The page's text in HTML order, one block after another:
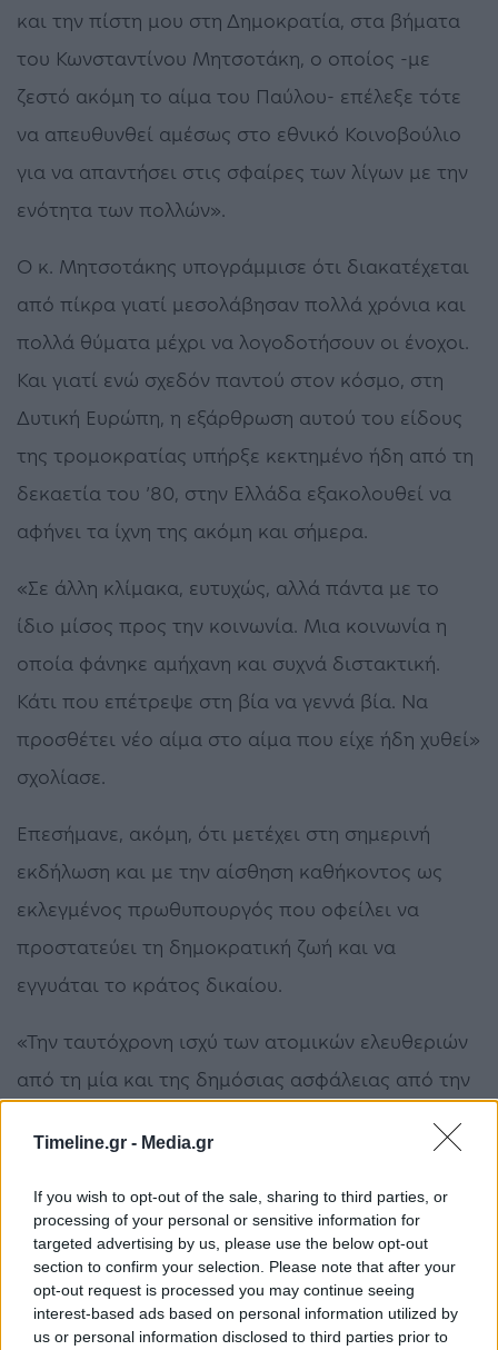
Timeline.gr - Media.gr
If you wish to opt-out of the sale, sharing to third parties, or
processing of your personal or sensitive information for
targeted advertising by us, please use the below opt-out
section to confirm your selection. Please note that after your
opt-out request is processed you may continue seeing
interest-based ads based on personal information utilized by
us or personal information disclosed to third parties prior to
και την πίστη μου στη Δημοκρατία, στα βήματα
του Κωνσταντίνου Μητσοτάκη, ο οποίος -με
ζεστό ακόμη το αίμα του Παύλου- επέλεξε τότε
να απευθυνθεί αμέσως στο εθνικό Κοινοβούλιο
για να απαντήσει στις σφαίρες των λίγων με την
ενότητα των πολλών».
Ο κ. Μητσοτάκης υπογράμμισε ότι διακατέχεται
από πίκρα γιατί μεσολάβησαν πολλά χρόνια και
πολλά θύματα μέχρι να λογοδοτήσουν οι ένοχοι.
Και γιατί ενώ σχεδόν παντού στον κόσμο, στη
Δυτική Ευρώπη, η εξάρθρωση αυτού του είδους
της τρομοκρατίας υπήρξε κεκτημένο ήδη από τη
δεκαετία του ’80, στην Ελλάδα εξακολουθεί να
αφήνει τα ίχνη της ακόμη και σήμερα.
«Σε άλλη κλίμακα, ευτυχώς, αλλά πάντα με το
ίδιο μίσος προς την κοινωνία. Μια κοινωνία η
οποία φάνηκε αμήχανη και συχνά διστακτική.
Κάτι που επέτρεψε στη βία να γεννά βία. Να
προσθέτει νέο αίμα στο αίμα που είχε ήδη χυθεί»
σχολίασε.
Επεσήμανε, ακόμη, ότι μετέχει στη σημερινή
εκδήλωση και με την αίσθηση καθήκοντος ως
εκλεγμένος πρωθυπουργός που οφείλει να
προστατεύει τη δημοκρατική ζωή και να
εγγυάται το κράτος δικαίου.
«Την ταυτόχρονη ισχύ των ατομικών ελευθεριών
από τη μία και της δημόσιας ασφάλειας από την
μεγαλείο του πολιτεύματός μας. Αλλά και το
διαρκές στοίχημα κάθε σύγχρονης δημοκρατίας.
Αυτή τη δύσκολη ισορροπία μεταξύ της
ευαισθησίας για τον πολίτη και τα δικαιώματά
του και της αποτελεσματικότητας υπέρ του
κοινωνικού συνόλου» πρόσθεσε.